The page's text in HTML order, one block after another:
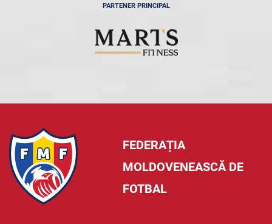
PARTENER PRINCIPAL
FEDERAȚIA
MOLDOVENEASCĂ DE
FOTBAL